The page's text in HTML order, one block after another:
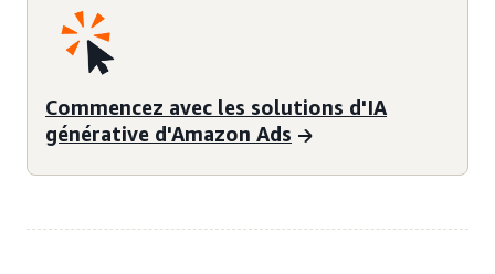
Commencez avec les solutions d'IA
générative d'Amazon Ads